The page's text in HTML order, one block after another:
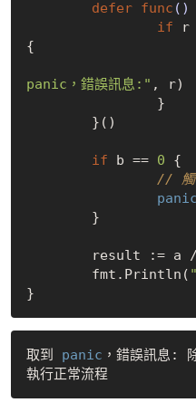
defer func ()
if r
{
panic，錯誤訊息:" , r)
if b == 0 {
// 觸
panic
	fmt.Println(
取到 panic ，錯誤訊息: